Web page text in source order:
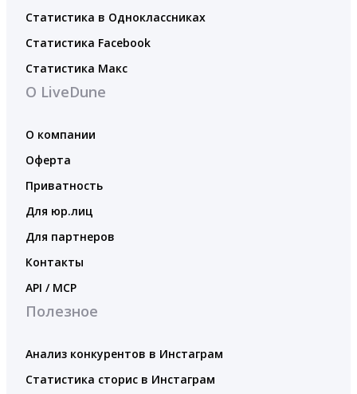
Статистика в Одноклассниках
Статистика Facebook
Статистика Макс
О LiveDune
О компании
Оферта
Приватность
Для юр.лиц
Для партнеров
Контакты
API / MCP
Полезное
Анализ конкурентов в Инстаграм
Статистика сторис в Инстаграм